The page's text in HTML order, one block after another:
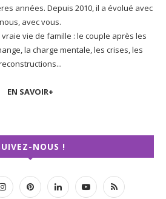
années. Depuis 2010, il a évolué avec
nous, avec vous.
vie de famille : le couple après les
la charge mentale, les crises, les
EN SAVOIR+
NOUS !